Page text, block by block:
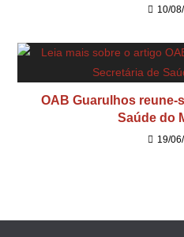
10/
OAB Guarulhos reune-
Saúde do
19/